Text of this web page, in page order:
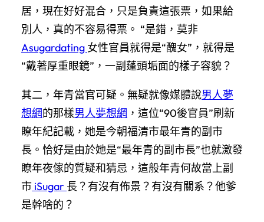
居，現在好好混合，只是負責這張票，如果給
別人，真的不容易得票。 “是錯，莫非
Asugardating 女性官員就得是“醜女”，就得是
“戴著厚重眼鏡”，一副蓬頭垢面的樣子容貌？
其二，年青當官可疑。無疑就像媒體說男人夢
想網的那樣男人夢想網 ，這位“90後官員”刷新
瞭年紀記載，她是今朝福清市最年青的副市
長。恰好是由於她是“最年青的副市長”也就激發
瞭年夜傢的質疑和猜忌，這般年青何故當上副
市 iSugar 長？有沒有佈景？有沒有關系？他爹
是幹啥的？